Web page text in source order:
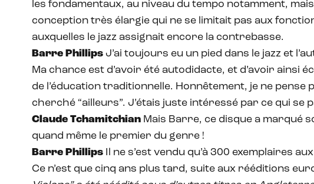
les fondamentaux, au niveau du tempo notamment,
conception très élargie qui ne se limitait pas aux
auxquelles le jazz assignait encore la contrebasse.
Barre Phillips J’ai toujours eu un pied dans le jazz et
Ma chance est d’avoir été autodidacte, et d’avoir ainsi
de l’éducation traditionnelle. Honnêtement, je ne pense
cherché “ailleurs”. J’étais juste intéressé par ce qui se
Claude Tchamitchian Mais Barre, ce disque a marqué
quand même le premier du genre !
Barre Phillips Il ne s’est vendu qu’à 300 exemplaires
Ce n’est que cinq ans plus tard, suite aux rééditions